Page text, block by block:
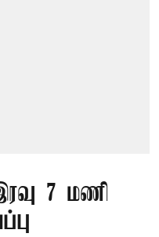
7 மணி